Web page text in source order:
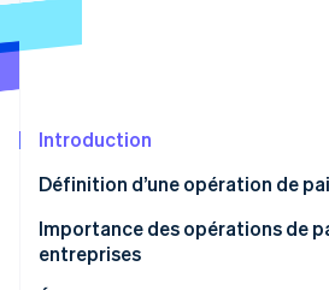
Radar
Constitution de start-up
Élimination du carbone
Identity
Vérification de l'identité
Stripe App
Introduction
Définition d’une opération de
Importance des opérations de
entreprises